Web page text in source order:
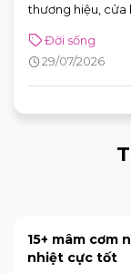
thương hiệu, cửa
hình và vị trí
adidas chi
Đời sống
29/07/2026
15+ mâm cơm
nhiệt cực tốt